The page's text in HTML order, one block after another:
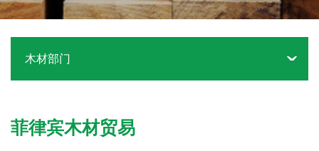
木材部门 ˬ
菲律宾木材贸易